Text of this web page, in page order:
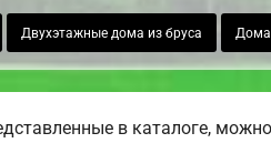
Двухэтажные дома из бруса Дома
в каталоге,